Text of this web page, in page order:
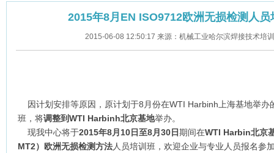
2015年8月EN ISO9712欧洲无损检测人
2015-06-08 12:50:17 来源：机械工业哈尔滨焊接技术培
因计划安排等原因，原计划于8月份在WTI Harbinh上海基地举办
班，将调整到WTI Harbinh北京基地举办。
现我中心将于2015年8月10日至8月30日期间在WTI Harbin北京
MT2）欧洲无损检测方法人员培训班，欢迎企业与专业人员报名参